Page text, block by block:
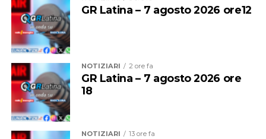
Questa mattina il primo treno a fermarsi alla stazione di
Cisterna era stato il regionale partito alle 11,56 dalla
stazione Termini. La presenza di una persona che dava
in escandescenza sui binari aveva costretto il treno a
fermarsi alla stazione precedente. La situazione
sembrava inizialmente rientrata, poi la sospensione del
traffico.
GR Latina – 7 agosto 2026 ore12
NOTIZIARI 2 ore fa
GR Latina – 7 agosto 2026 ore
18
NOTIZIARI 13 ore fa